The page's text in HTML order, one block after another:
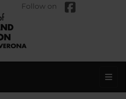
Follow on